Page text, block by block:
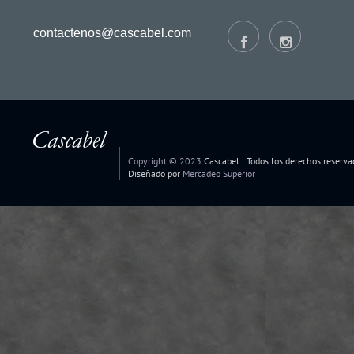
contactenos@cascabel.com
Copyright © 2023 Cascabel | Todos los derechos
Diseñado por Mercadeo Superior